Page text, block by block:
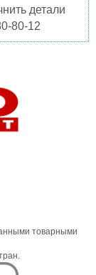
детали
80-12
товарными